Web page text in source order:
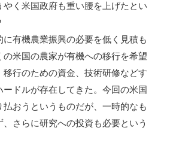
やく米国政府も重い腰を上げたとい
有機農業振興の必要を低く見積も
の米国の農家が有機への移行を希望
移行のための資金、技術研修などす
ドルが存在してきた。今回の米国
おうというものだが、一時的なも
さらに研究への投資も必要という